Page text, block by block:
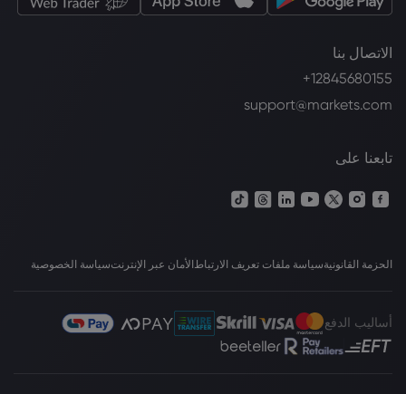
الاتصال بنا
+12845680155
support@markets.com
تابعنا على
الحزمة القانونيةسياسة ملفات تعريف الارتباط الأمان عبر الإنترنتسياسة الخصوصية
أساليب الدفع